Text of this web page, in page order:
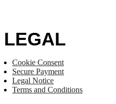
LEGAL
Cookie Consent
Secure Payment
Legal Notice
Terms and Conditions